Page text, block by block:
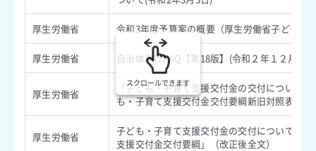
厚生労働省 令和3年度予算案の概要（厚生労働省子ども
厚生労働省 自治体向けFAQ【第18版】(令和２年１２月２
厚生労働省
「子ども・子育て支援交付金の交付について
も・子育て支援交付金交付要綱新旧対照表」
厚生労働省
子ども・子育て支援交付金の交付について（
支援交付金交付要綱」（改正後全文）
スクロールできます